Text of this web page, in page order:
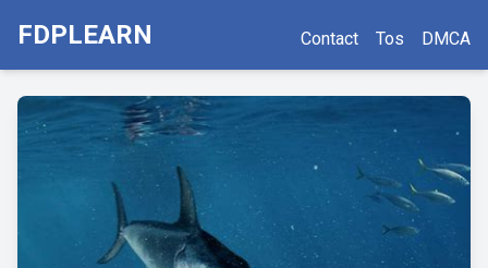
FDPLEARN Contact Tos DMCA